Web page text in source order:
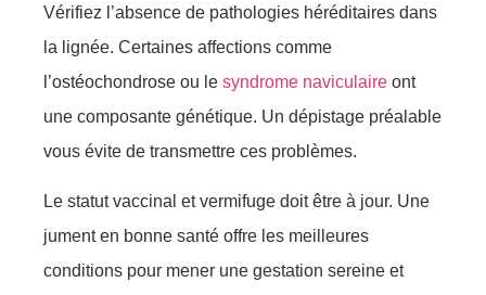
Vérifiez l’absence de pathologies héréditaires dans
la lignée. Certaines affections comme
l’ostéochondrose ou le syndrome naviculaire ont
une composante génétique. Un dépistage préalable
vous évite de transmettre ces problèmes.
Le statut vaccinal et vermifuge doit être à jour. Une
jument en bonne santé offre les meilleures
conditions pour mener une gestation sereine et